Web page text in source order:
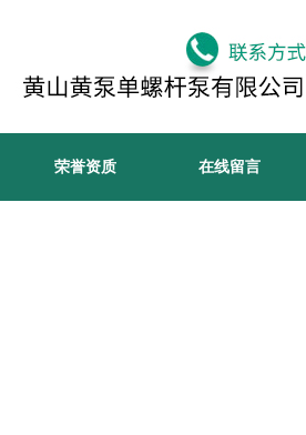
荣誉资质 在线留言